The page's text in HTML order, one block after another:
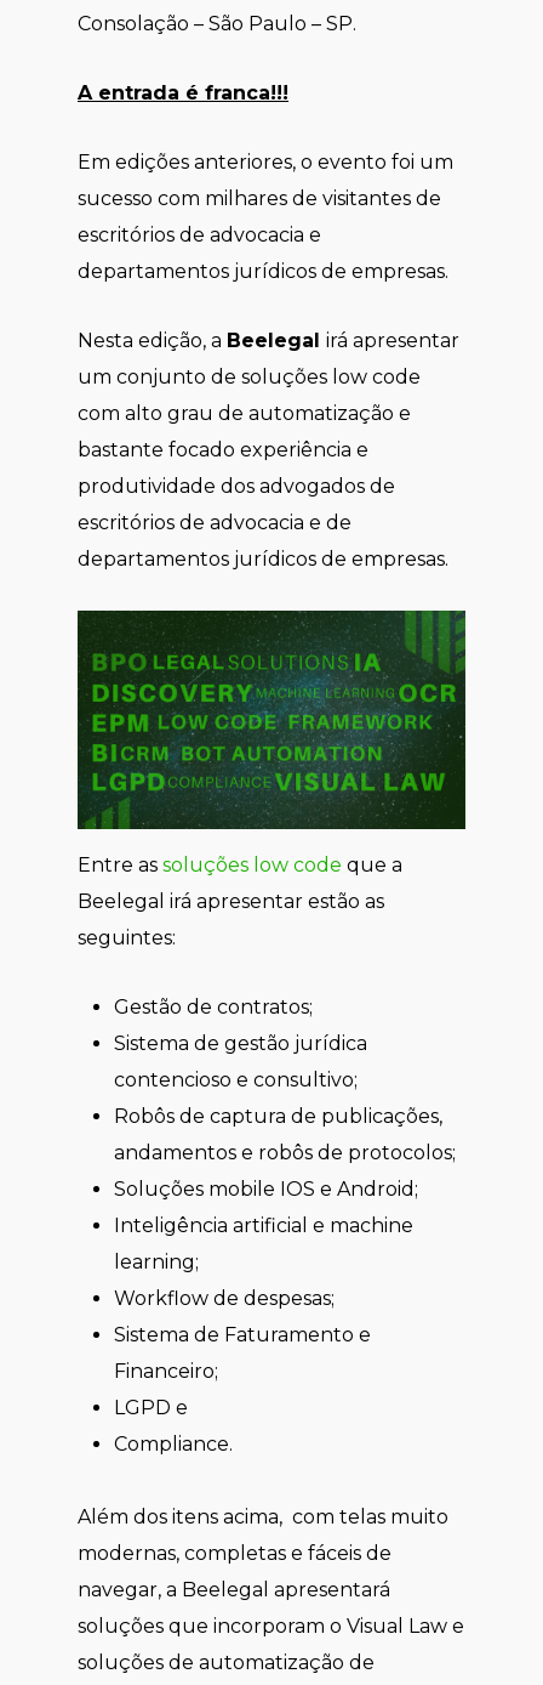
Consolação – São Paulo – SP.
A entrada é franca!!!
Em edições anteriores, o evento foi um
sucesso com milhares de visitantes de
escritórios de advocacia e
departamentos jurídicos de empresas.
Nesta edição, a Beelegal irá apresentar
um conjunto de soluções low code
com alto grau de automatização e
bastante focado experiência e
produtividade dos advogados de
escritórios de advocacia e de
departamentos jurídicos de empresas.
Entre as soluções low code que a
Beelegal irá apresentar estão as
seguintes:
Gestão de contratos;
Sistema de gestão jurídica
contencioso e consultivo;
Robôs de captura de publicações,
andamentos e robôs de protocolos;
Soluções mobile IOS e Android;
Inteligência artificial e machine
learning;
Workflow de despesas;
Sistema de Faturamento e
Financeiro;
LGPD e
Compliance.
Além dos itens acima, com telas muito
modernas, completas e fáceis de
navegar, a Beelegal apresentará
soluções que incorporam o Visual Law e
soluções de automatização de